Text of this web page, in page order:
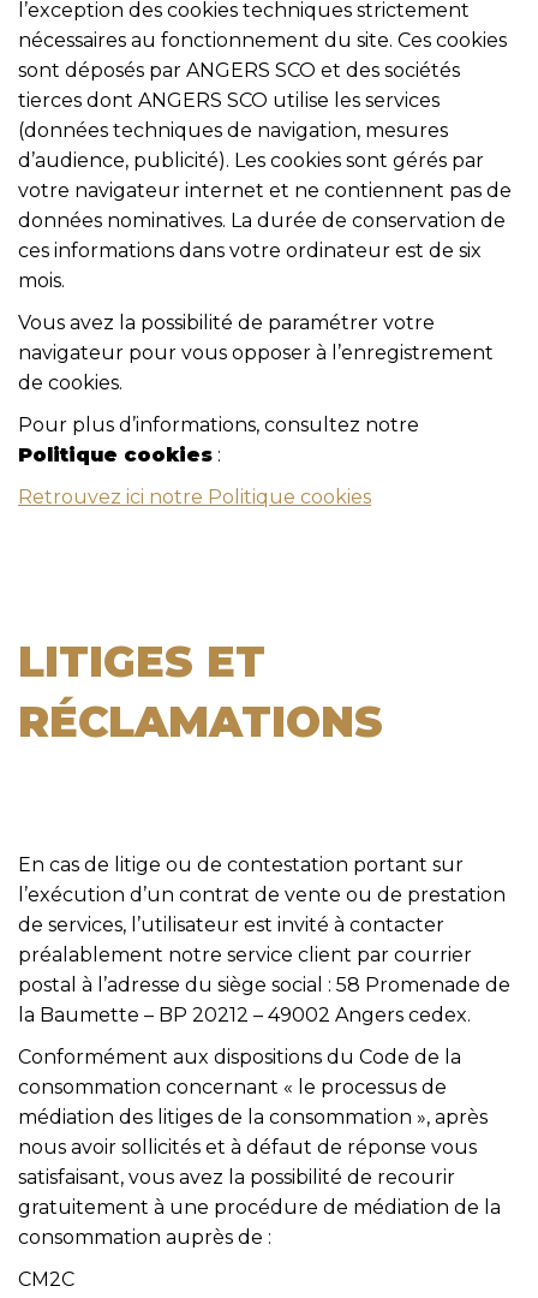
l’exception des cookies techniques strictement
nécessaires au fonctionnement du site. Ces cookies
sont déposés par ANGERS SCO et des sociétés
tierces dont ANGERS SCO utilise les services
(données techniques de navigation, mesures
d’audience, publicité). Les cookies sont gérés par
votre navigateur internet et ne contiennent pas de
données nominatives. La durée de conservation de
ces informations dans votre ordinateur est de six
mois.
Vous avez la possibilité de paramétrer votre
navigateur pour vous opposer à l’enregistrement
de cookies.
Pour plus d’informations, consultez notre
Politique cookies :
Retrouvez ici notre Politique cookies
LITIGES ET
RÉCLAMATIONS
En cas de litige ou de contestation portant sur
l’exécution d’un contrat de vente ou de prestation
de services, l’utilisateur est invité à contacter
préalablement notre service client par courrier
postal à l’adresse du siège social : 58 Promenade de
la Baumette – BP 20212 – 49002 Angers cedex.
Conformément aux dispositions du Code de la
consommation concernant « le processus de
médiation des litiges de la consommation », après
nous avoir sollicités et à défaut de réponse vous
satisfaisant, vous avez la possibilité de recourir
gratuitement à une procédure de médiation de la
consommation auprès de :
CM2C